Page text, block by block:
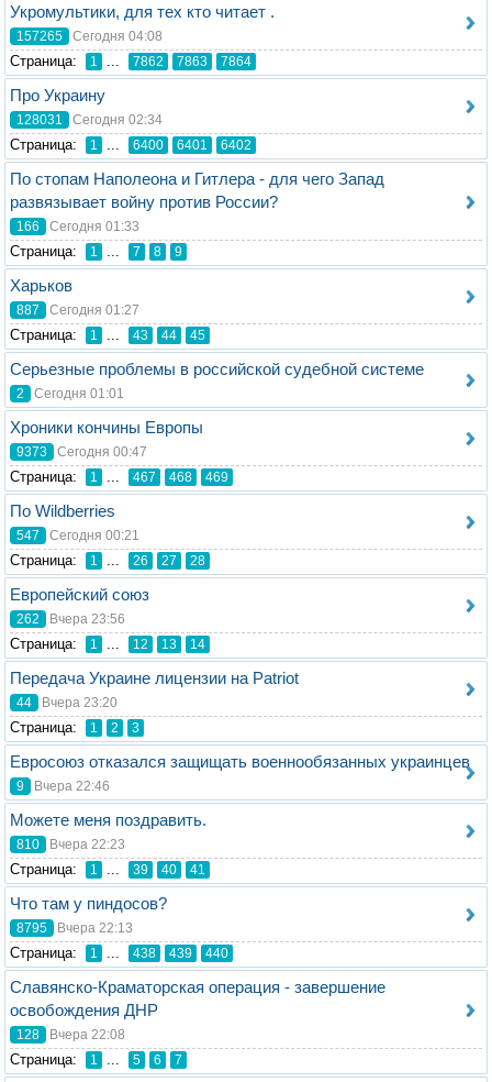
Укромультики, для тех кто читает .
157265 Сегодня 04:08
Стрaница: 1 7862 7863 7864
Про Украину
128031 Сегодня 02:34
Стрaница: 1 6400 6401 6402
По стопам Наполеона и Гитлера - для чего Запад
развязывает войну против России?
166 Сегодня 01:33
Стрaница: 1 7 8 9
Харьков
887 Сегодня 01:27
Стрaница: 1 43 44 45
Серьезные проблемы в российской судебной системе
2 Сегодня 01:01
Хроники кончины Европы
9373 Сегодня 00:47
Стрaница: 1 467 468 469
По Wildberries
547 Сегодня 00:21
Стрaница: 1 26 27 28
Европейский союз
262 Вчера 23:56
Стрaница: 1 12 13 14
Передача Украине лицензии на Patriot
44 Вчера 23:20
Стрaница: 1 2 3
Евросоюз отказался защищать военнообязанных украинцев
9 Вчера 22:46
Можете меня поздравить.
810 Вчера 22:23
Стрaница: 1 39 40 41
Что там у пиндосов?
8795 Вчера 22:13
Стрaница: 1 438 439 440
Славянско-Краматорская операция - завершение
освобождения ДНР
128 Вчера 22:08
Стрaница: 1 5 6 7